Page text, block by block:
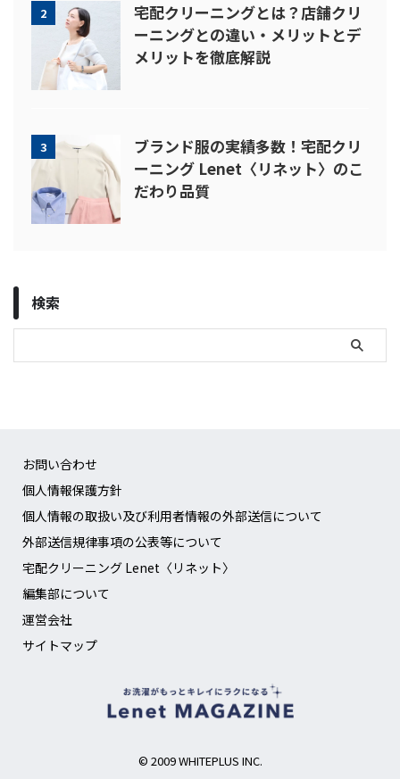
2
宅配クリーニングとは？店舗クリ
ーニングとの違い・メリットとデ
メリットを徹底解説
3
ブランド服の実績多数！宅配クリ
ーニング Lenet〈リネット〉のこ
だわり品質
検索
お問い合わせ
個人情報保護方針
個人情報の取扱い及び利用者情報の外部送信について
外部送信規律事項の公表等について
宅配クリーニング Lenet〈リネット〉
編集部について
運営会社
サイトマップ
© 2009 WHITEPLUS INC.